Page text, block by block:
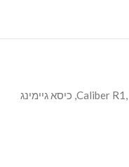
Caliber R1 ,
, כיסא גיימינג